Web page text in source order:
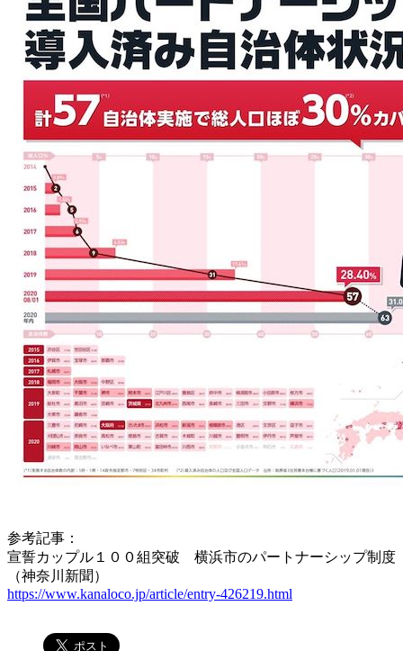
参考記事：
宣誓カップル１００組突破 横浜市のパートナーシップ制度
（神奈川新聞）
https://www.kanaloco.jp/article/entry-426219.html